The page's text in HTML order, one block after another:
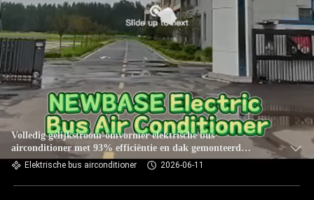
Volledig gelijkstroom-omvormer elektrische bus
airconditioner met 93% efficiëntie en dak gemonteerd
geïntegreerd ontwerp
Elektrische bus airconditioner 2026-06-11